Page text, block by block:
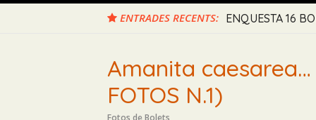
ENTRADES RECENTS: ENQUESTA 16
RUSSULA
Amanita caesarea…
FOTOS N.1)
Fotos de Bolets